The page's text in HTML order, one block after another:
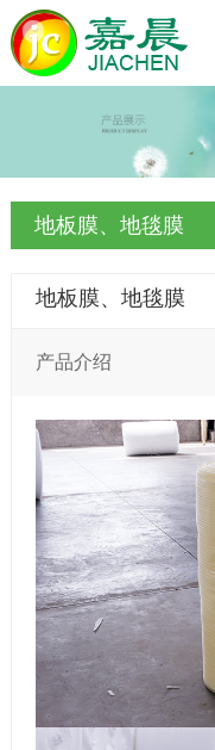
地板膜、地毯膜
地板膜、地毯膜
产品介绍